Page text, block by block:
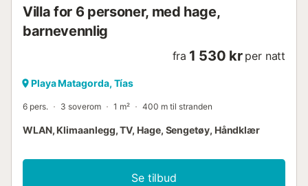
Villa for 6 personer, med hage,
barnevennlig
fra 1 530 kr per natt
Playa Matagorda, Tías
6 pers. 3 soverom 1 m² 400 m til stranden
WLAN, Klimaanlegg, TV, Hage, Sengetøy, Håndklær
Se tilbud